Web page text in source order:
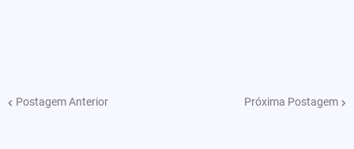
Postagem Anterior Próxima Postagem